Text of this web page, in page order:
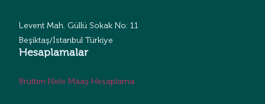
Levent Mah. Güllü Sokak No: 11
Beşiktaş/İstanbul Türkiye
Hesaplamalar
Brütten Nete Maaş Hesaplama